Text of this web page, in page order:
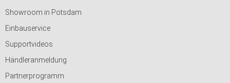
Showroom in Potsdam
Einbauservice
Supportvideos
Händleranmeldung
Partnerprogramm